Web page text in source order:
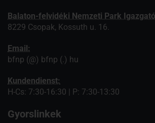
Balaton-felvidéki Nemzeti Park
8229 Csopak, Kossuth u. 16.
Email:
bfnp (@) bfnp (.) hu
Kundendienst:
H-Cs: 7:30-16:30 | P: 7:30-13:30
Gyorslinkek